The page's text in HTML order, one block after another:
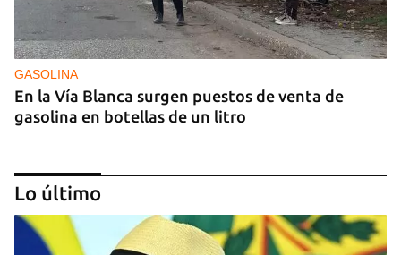
GASOLINA
En la Vía Blanca surgen puestos de venta de
gasolina en botellas de un litro
Lo último